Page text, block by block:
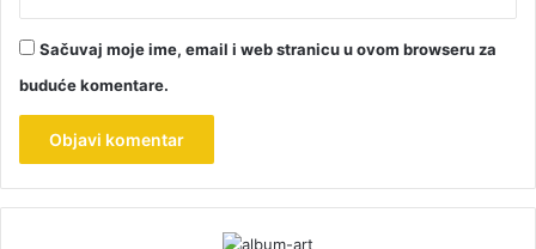
Sačuvaj moje ime, email i web stranicu u ovom browseru za
buduće komentare.